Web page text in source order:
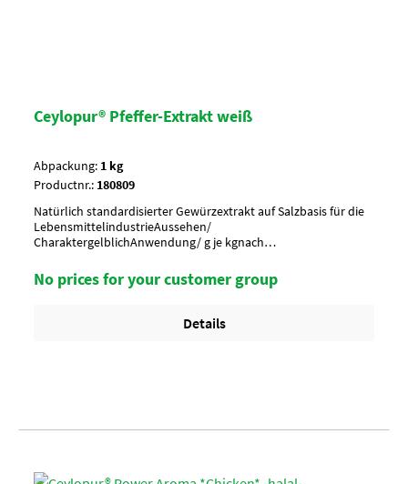
Ceylopur® Pfeffer-Extrakt weiß
Abpackung: 1 kg
Productnr.: 180809
Natürlich standardisierter Gewürzextrakt auf Salzbasis für die
LebensmittelindustrieAussehen/
CharaktergelblichAnwendung/ g je kgnach
PaletteArtikel-StatusKoscher
No prices for your customer group
Details